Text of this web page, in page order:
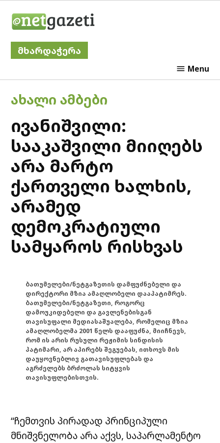
მხარდაჭერა
Menu
POSTED
ᲐᲮᲐᲚᲘ ᲐᲛᲑᲔᲑᲘ
ივანიშვილი:
სააკაშვილი მიიღებს
არა მარტო
ქართველი ხალხის,
არამედ
დემოკრატიული
სამყაროს რისხვას
ბათუმელები/ნეტგაზეთის დამფუძნებელი და
დირექტორი მზია ამაღლობელი დააპატიმრეს.
ბათუმელები/ნეტგაზეთი, როგორც
დამოუკიდებელი და გავლენებისგან
თავისუფალი მედიასაშუალება, რომელიც მზია
ამაღლობელმა 2001 წელს დააფუძნა, მიიჩნევს,
რომ ის არის რუსული რეჟიმის სინდისის
პატიმარი, არ აპირებს შეგუებას, ითხოვს მის
დაუყოვნებლივ გათავისუფლებას და
აგრძელებს ბრძოლას სიტყვის
თავისუფლებისთვის.
“ჩემთვის პირადად პრინციპული
მნიშვნელობა არა აქვს, საპარლამენტო